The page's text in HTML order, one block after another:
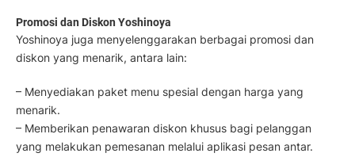
Promosi dan Diskon Yoshinoya
Yoshinoya juga menyelenggarakan berbagai promosi dan
diskon yang menarik, antara lain:
– Menyediakan paket menu spesial dengan harga yang
menarik.
– Memberikan penawaran diskon khusus bagi pelanggan
yang melakukan pemesanan melalui aplikasi pesan antar.